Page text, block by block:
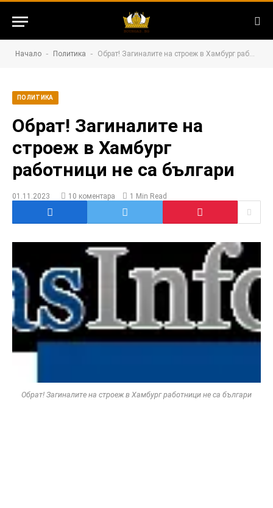
Начало - Политика - Обрат! Загиналите на строеж в Хамбург работници не са българи
ПОЛИТИКА
Обрат! Загиналите на
строеж в Хамбург
работници не са българи
01.11.2023 10 коментара 1 Min Read
Обрат! Загиналите на строеж в Хамбург работници не са българи